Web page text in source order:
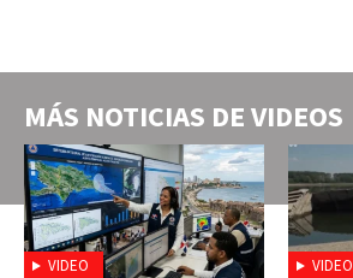
MÁS NOTICIAS DEVIDEOS
VIDEO VIDEO